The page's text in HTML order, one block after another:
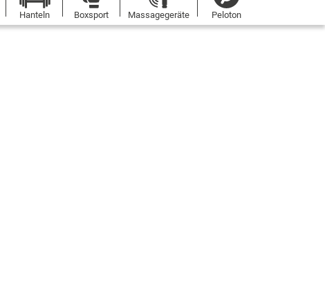
Hanteln Boxsport Massagegeräte Peloton